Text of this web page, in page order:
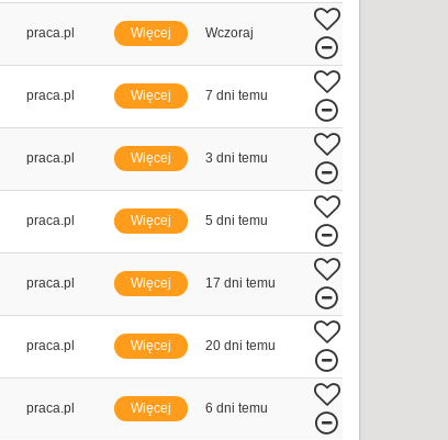
praca.pl Więcej Wczoraj
praca.pl Więcej 7 dni temu
praca.pl Więcej 3 dni temu
praca.pl Więcej 5 dni temu
praca.pl Więcej 17 dni temu
praca.pl Więcej 20 dni temu
praca.pl Więcej 6 dni temu